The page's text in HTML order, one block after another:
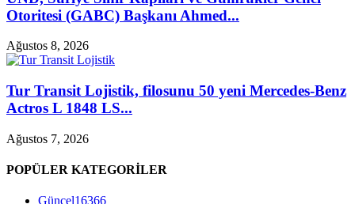
Otoritesi (GABC) Başkanı Ahmed...
Ağustos 8, 2026
Tur Transit Lojistik, filosunu 50 yeni Mercedes-Benz
Actros L 1848 LS...
Ağustos 7, 2026
POPÜLER KATEGORİLER
Güncel16366